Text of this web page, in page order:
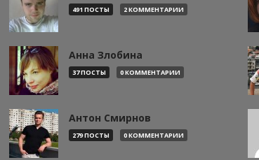
491 ПОСТЫ 2 КОММЕНТАРИИ
Анна Злобина
37 ПОСТЫ 0 КОММЕНТАРИИ
Антон Смирнов
279 ПОСТЫ 0 КОММЕНТАРИИ